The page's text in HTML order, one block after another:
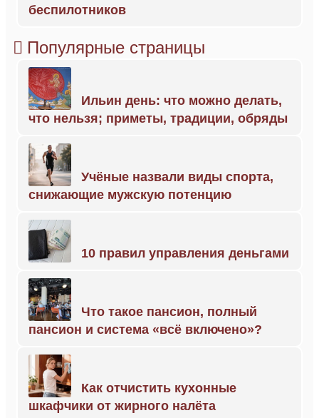
беспилотников
Популярные страницы
Ильин день: что можно делать,
что нельзя; приметы, традиции, обряды
Учёные назвали виды спорта,
снижающие мужскую потенцию
10 правил управления деньгами
Что такое пансион, полный
пансион и система «всё включено»?
Как отчистить кухонные
шкафчики от жирного налёта